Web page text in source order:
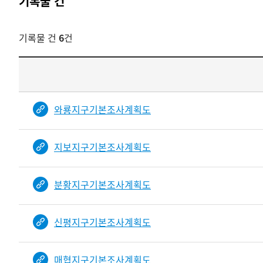
기록물 건 6건
목록
제목을
보여주는
표입니다.
bindDetail
부분공개도이제보임
와룡지구기본조사계획도
지보지구기본조사계획도
분황지구기본조사계획도
신평지구기본조사계획도
매협지구기본조사계획도